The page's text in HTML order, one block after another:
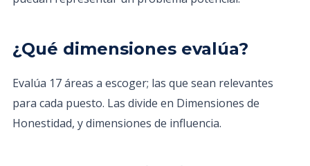
¿Qué dimensiones evalúa?
Evalúa 17 áreas a escoger; las que sean relevantes
para cada puesto. Las divide en Dimensiones de
Honestidad, y dimensiones de influencia.